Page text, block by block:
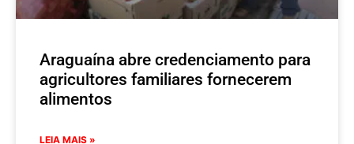
Araguaína abre credenciamento para
agricultores familiares fornecerem
alimentos
LEIA MAIS »